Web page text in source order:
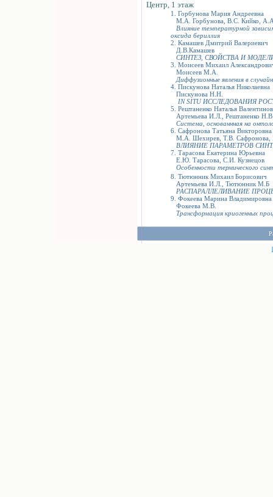
Центр, 1 этаж
1. Горбунова Мария Андреевна
М.А. Горбунова, В.С. Кийко,
Влияние температурной
оксида бериллия
2. Камашев Дмитрий Валериевич
Д.В.Камашев
СИНТЕЗ, СВОЙСТВА И
3. Моисеев Михаил
Моисеев М.А.
Диффузионные явления в
4. Пискунова Наталья Николаевна
Пискунова Н.Н.
IN SITU ИССЛЕДОВАНИЯ
5. Рештаненко Наталья
Артемьева И.Л., Рештаненко
Система, основаннная на
6. Сафронова Татьяна Викторовна
М.А. Шехирев, Т.В. Сафронова,
ВЛИЯНИЕ ПАРАМЕТРОВ
7. Тарасова Екатерина Юрьевна
Е.Ю. Тарасова, С.И. Кузнецов
Особенности термического
8. Тютюнник Михаил Борисович
Артемьева И.Л., Тютюнник М.Б
РАСПАРАЛЛЕЛИВАНИЕ
9. Фокеева Марина Владимировна
Фокеева М.В.
Трансформация криогенных